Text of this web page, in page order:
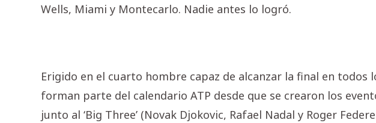
Wells, Miami y Montecarlo. Nadie antes lo logró.
Erigido en el cuarto hombre capaz de alcanzar la final en todos
forman parte del calendario ATP desde que se crearon los
junto al ‘Big Three’ (Novak Djokovic, Rafael Nadal y Roger